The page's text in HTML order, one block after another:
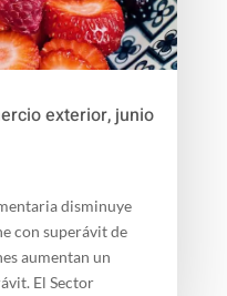
exterior, junio
disminuye
con superávit de
aumentan un
El Sector